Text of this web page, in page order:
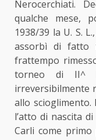
Nerocerchiati.
qualche mese,
1938/39 la U. S.
assorbì di fatto
frattempo
torneo di II^
irreversibilmente
allo scioglimento.
l’atto di nascita
Carli come primo